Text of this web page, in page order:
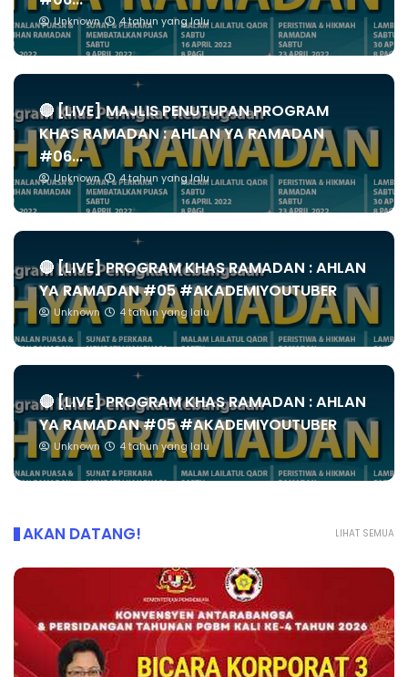
Unknown 4 tahun yang lalu
🔴 [LIVE] MAJLIS PENUTUPAN PROGRAM
KHAS RAMADAN : AHLAN YA RAMADAN
#06...
Unknown 4 tahun yang lalu
🔴 [LIVE] PROGRAM KHAS RAMADAN : AHLAN
YA RAMADAN #05 #AKADEMIYOUTUBER
Unknown 4 tahun yang lalu
🔴 [LIVE] PROGRAM KHAS RAMADAN : AHLAN
YA RAMADAN #05 #AKADEMIYOUTUBER
Unknown 4 tahun yang lalu
LIHAT SEMUA
AKAN DATANG!